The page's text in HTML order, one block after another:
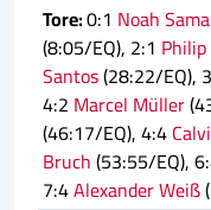
Tore:0:1 Noah
(8:05/EQ), 2:1
Santos(28:22/EQ),
4:2 Marcel Müller
(46:17/EQ), 4:4
Bruch(53:55/EQ),
7:4Alexander Weiß